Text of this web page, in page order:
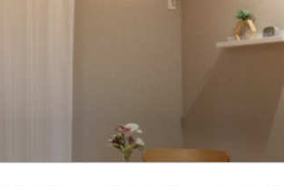
イエノワ）群馬